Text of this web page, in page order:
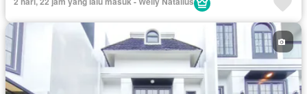
Berperabot lengkap